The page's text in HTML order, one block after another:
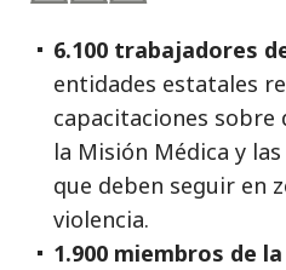
6.100 trabajadores
entidades estatales
capacitaciones sobre
la Misión Médica y
que deben seguir en
violencia.
1.900 miembros de